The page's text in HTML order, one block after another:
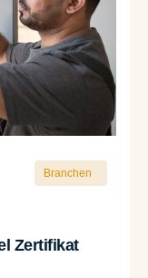
Zertifikat
Branchen